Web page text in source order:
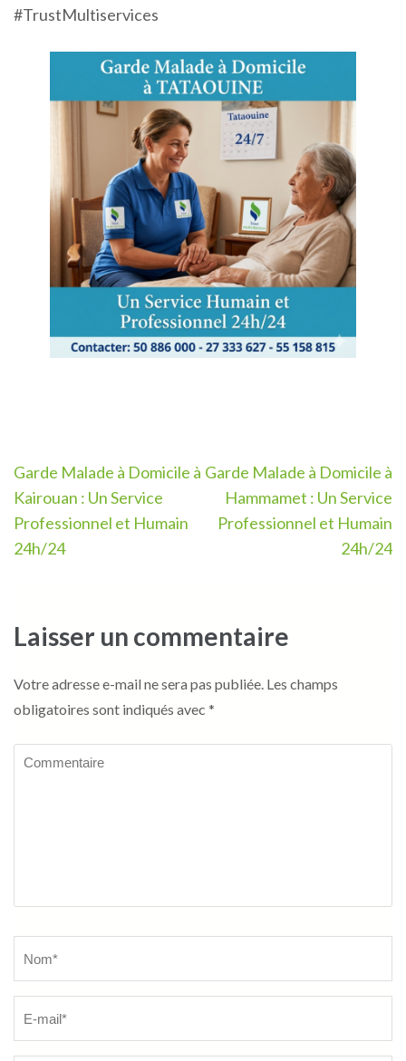
#TrustMultiservices
Navigation
de
l’article
Garde Malade à Domicile à
Kairouan : Un Service
Professionnel et Humain
24h/24
Garde Malade à Domicile à
Hammamet : Un Service
Professionnel et Humain
24h/24
Laisser un commentaire
Votre adresse e-mail ne sera pas publiée. Les champs
obligatoires sont indiqués avec *
Commentaire